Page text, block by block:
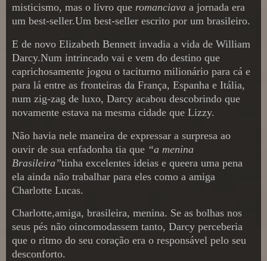
misticismo, mas o livro que romanciava a jornada era
um best-seller.Um best-seller escrito por um brasileiro.
E de novo Elizabeth Bennett invadia a vida de William
Darcy.Num intrincado vai e vem do destino que
caprichosamente jogou o taciturno milionário para cá e
para lá entre as fronteiras da França, Espanha e Itália,
num zig-zag de luxo, Darcy acabou descobrindo que
novamente estava na mesma cidade que Lizzy.
Não havia nele maneira de expressar a surpresa ao
ouvir de sua enfadonha tia que “a menina
Brasileira”tinha excelentes ideias e queera uma pena
ela ainda não trabalhar para eles como a amiga
Charlotte Lucas.
Charlotte,amiga, brasileira, menina. Se as bolhas nos
seus pés não oincomodassem tanto, Darcy perceberia
que o ritmo do seu coração era o responsável pelo seu
desconforto.